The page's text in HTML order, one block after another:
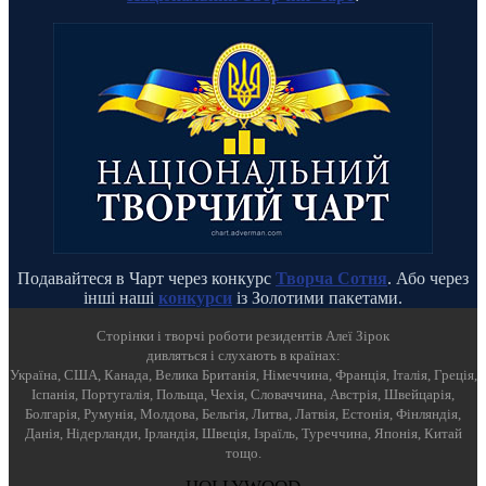
Подавайтеся в Чарт через конкурс Творча Сотня. Або через
інші наші конкурси із Золотими пакетами.
Cторінки і творчі роботи резидентів Алеї Зірок
дивляться і слухають в країнах:
Україна, США, Канада, Велика Британія, Німеччина, Франція, Італія, Греція,
Іспанія, Португалія, Польща, Чехія, Словаччина, Австрія, Швейцарія,
Болгарія, Румунія, Молдова, Бельгія, Литва, Латвія, Естонія, Фінляндія,
Данія, Нідерланди, Ірландія, Швеція, Ізраїль, Туреччина, Японія, Китай
тощо.